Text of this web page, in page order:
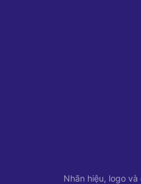
Nhãn hiệu, logo